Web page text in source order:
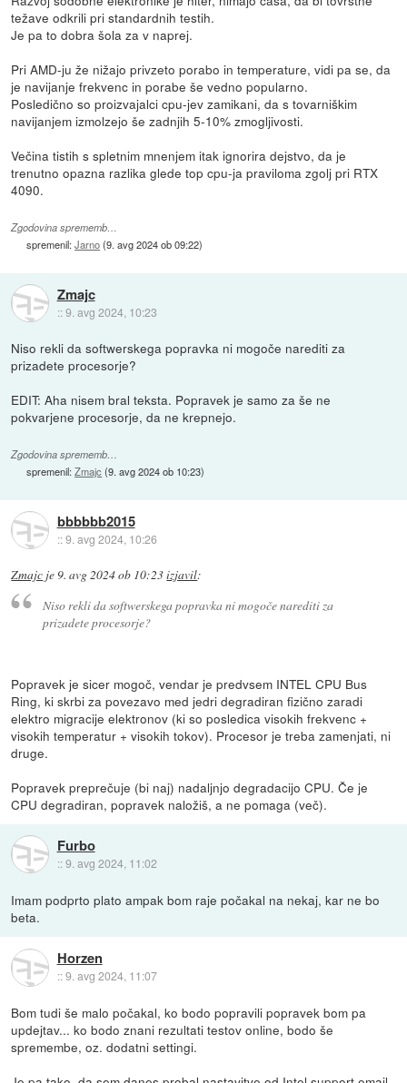
težave odkrili pri standardnih testih.
Je pa to dobra šola za v naprej.
Pri AMD-ju že nižajo privzeto porabo in temperature, vidi pa se, da
je navijanje frekvenc in porabe še vedno popularno.
Posledično so proizvajalci cpu-jev zamikani, da s tovarniškim
navijanjem izmolzejo še zadnjih 5-10% zmogljivosti.
Večina tistih s spletnim mnenjem itak ignorira dejstvo, da je
trenutno opazna razlika glede top cpu-ja praviloma zgolj pri RTX
4090.
Zgodovina sprememb…
spremenil:Jarno(9. avg 2024 ob 09:22)
Zmajc
::9. avg 2024, 10:23
Niso rekli da softwerskega popravka ni mogoče narediti za
prizadete procesorje?
EDIT: Aha nisem bral teksta. Popravek je samo za še ne
pokvarjene procesorje, da ne krepnejo.
Zgodovina sprememb…
spremenil:Zmajc (9. avg 2024 ob 10:23)
bbbbbb2015
::9. avg 2024, 10:26
Zmajc je9. avg 2024 ob 10:23izjavil:
Niso rekli da softwerskega popravka ni mogoče narediti za
prizadete procesorje?
Popravek je sicer mogoč, vendar je predvsem INTEL CPU Bus
Ring, ki skrbi za povezavo med jedri degradiran fizično zaradi
elektro migracije elektronov (ki so posledica visokih frekvenc +
visokih temperatur + visokih tokov). Procesor je treba zamenjati, ni
druge.
Popravek preprečuje (bi naj) nadaljnjo degradacijo CPU. Če je
CPU degradiran, popravek naložiš, a ne pomaga (več).
Furbo
::9. avg 2024, 11:02
Imam podprto plato ampak bom raje počakal na nekaj, kar ne bo
beta.
Horzen
::9. avg 2024, 11:07
Bom tudi še malo počakal, ko bodo popravili popravek bom pa
updejtav... ko bodo znani rezultati testov online, bodo še
spremembe, oz. dodatni settingi.